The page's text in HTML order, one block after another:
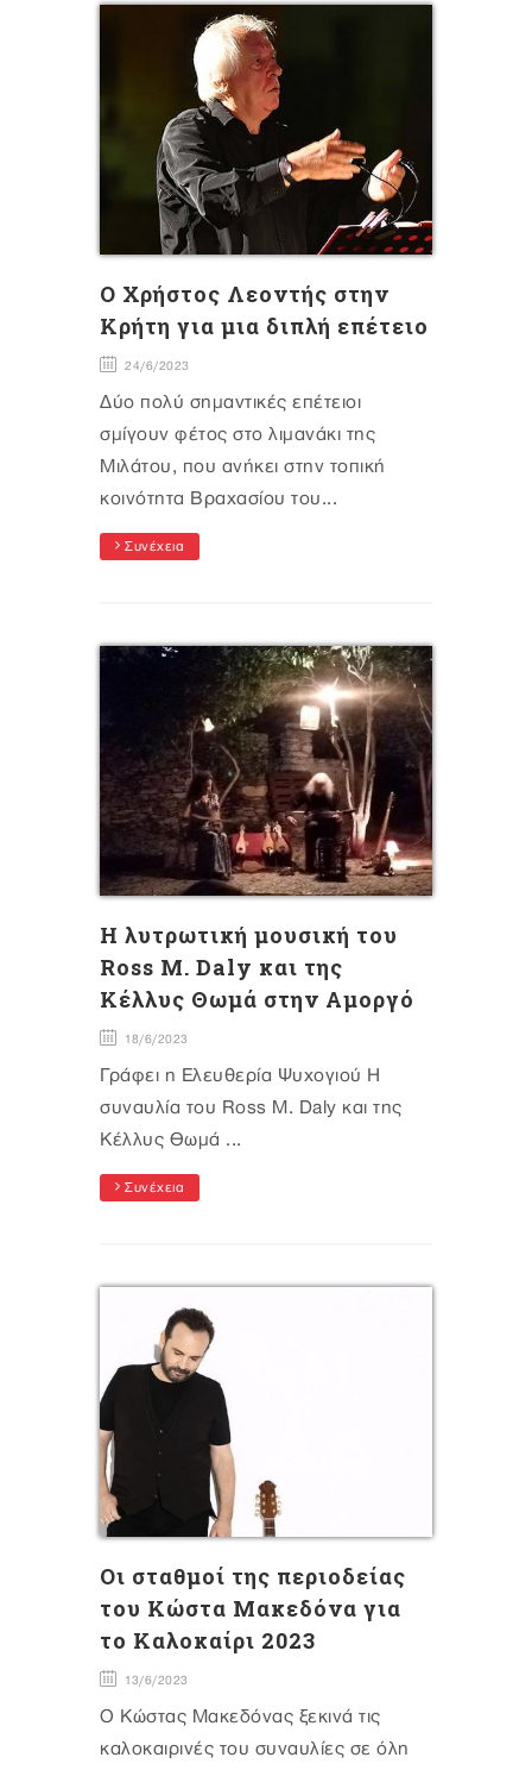
O Χρήστος Λεοντής στην
Κρήτη για μια διπλή επέτειο
24/6/2023
Δύο πολύ σημαντικές επέτειοι
σμίγουν φέτος στο λιμανάκι της
Μιλάτου, που ανήκει στην τοπική
κοινότητα Βραχασίου του...
Συνέχεια
H λυτρωτική μουσική του
Ross M. Daly και της
Κέλλυς Θωμά στην Αμοργό
18/6/2023
Γράφει η Ελευθερία Ψυχογιού Η
συναυλία του Ross M. Daly και της
Kέλλυς Θωμά ...
Συνέχεια
Oι σταθμοί της περιοδείας
του Κώστα Μακεδόνα για
το Καλοκαίρι 2023
13/6/2023
Ο Κώστας Μακεδόνας ξεκινά τις
καλοκαιρινές του συναυλίες σε όλη